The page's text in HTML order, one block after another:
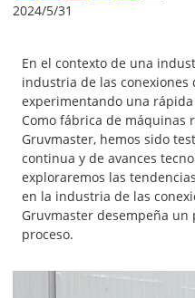
2024/5/31
En el contexto de una
industria de las conexiones
experimentando una
Como fábrica de máquinas
Gruvmaster, hemos sido
continua y de avances
exploraremos las
en la industria de las
Gruvmaster desempeña
proceso.